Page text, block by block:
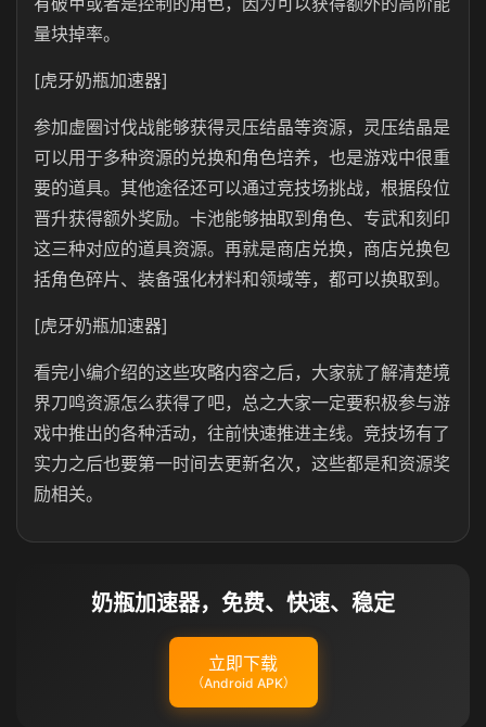
量块掉率。
[虎牙奶瓶加速器]
参加虚圈讨伐战能够获得灵压结晶等资源，灵压结晶是
可以用于多种资源的兑换和角色培养，也是游戏中很重
要的道具。其他途径还可以通过竞技场挑战，根据段位
晋升获得额外奖励。卡池能够抽取到角色、专武和刻印
这三种对应的道具资源。再就是商店兑换，商店兑换包
括角色碎片、装备强化材料和领域等，都可以换取到。
[虎牙奶瓶加速器]
看完小编介绍的这些攻略内容之后，大家就了解清楚境
界刀鸣资源怎么获得了吧，总之大家一定要积极参与游
戏中推出的各种活动，往前快速推进主线。竞技场有了
实力之后也要第一时间去更新名次，这些都是和资源奖
励相关。
奶瓶加速器，免费、快速、稳定
立即下载
（Android APK）